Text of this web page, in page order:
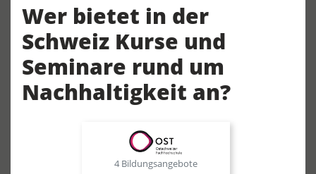
Wer bietet in der
Schweiz Kurse und
Seminare rund um
Nachhaltigkeit an?
4 Bildungsangebote